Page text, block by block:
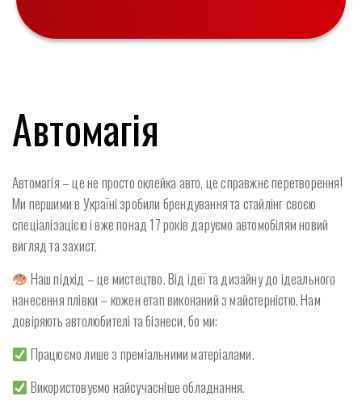
Автомагія
Автомагія – це не просто оклейка авто, це справжнє перетворення!
Ми першими в Україні зробили брендування та стайлінг своєю
спеціалізацією і вже понад 17 років даруємо автомобілям новий
вигляд та захист.
Наш підхід – це мистецтво. Від ідеї та дизайну до ідеального
нанесення плівки – кожен етап виконаний з майстерністю. Нам
довіряють автолюбителі та бізнеси, бо ми:
Працюємо лише з преміальними матеріалами.
Використовуємо найсучасніше обладнання.